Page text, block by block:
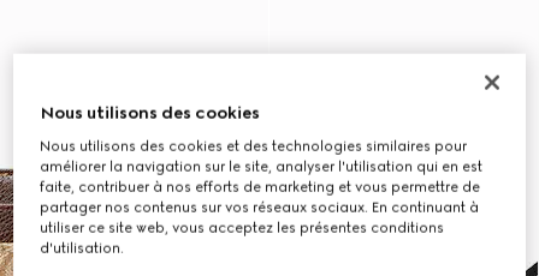
Nous utilisons des cookies
Nous utilisons des cookies et des technologies similaires pour
améliorer la navigation sur le site, analyser l'utilisation qui en est
faite, contribuer à nos efforts de marketing et vous permettre de
partager nos contenus sur vos réseaux sociaux. En continuant à
utiliser ce site web, vous acceptez les présentes conditions
d'utilisation.